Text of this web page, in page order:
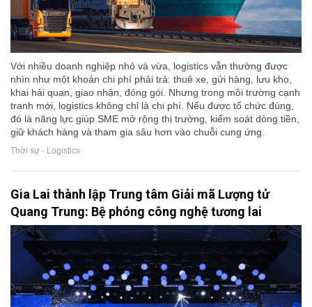
Với nhiều doanh nghiệp nhỏ và vừa, logistics vẫn thường được
nhìn như một khoản chi phí phải trả: thuê xe, gửi hàng, lưu kho,
khai hải quan, giao nhận, đóng gói. Nhưng trong môi trường cạnh
tranh mới, logistics không chỉ là chi phí. Nếu được tổ chức đúng,
đó là năng lực giúp SME mở rộng thị trường, kiểm soát dòng tiền,
giữ khách hàng và tham gia sâu hơn vào chuỗi cung ứng.
Thời sự - Logistics
Gia Lai thành lập Trung tâm Giải mã Lượng tử
Quang Trung: Bệ phóng công nghệ tương lai